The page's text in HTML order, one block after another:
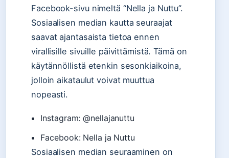
Facebook-sivu nimeltä “Nella ja Nuttu”.
Sosiaalisen median kautta seuraajat
saavat ajantasaista tietoa ennen
virallisille sivuille päivittämistä. Tämä on
käytännöllistä etenkin sesonkiaikoina,
jolloin aikataulut voivat muuttua
nopeasti.
Instagram: @nellajanuttu
Facebook: Nella ja Nuttu
Sosiaalisen median seuraaminen on